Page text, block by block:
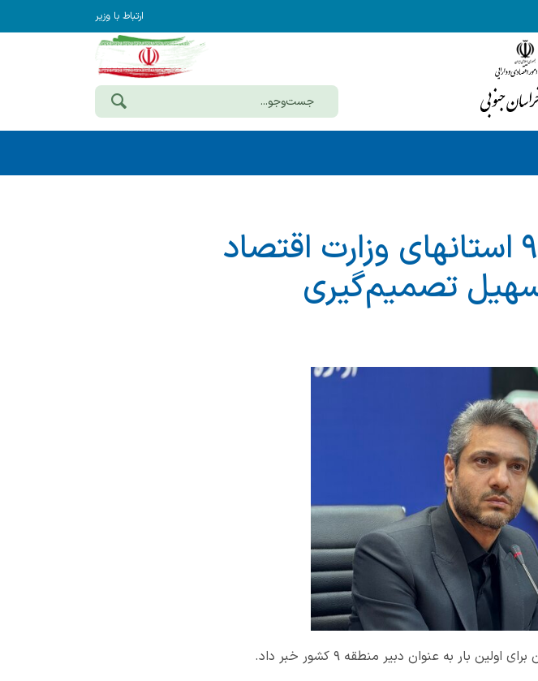
ارتباط با وزیر
خراسان‌جنوبی دبیر منطقه ۹ استانهای وزارت اقتصاد
تصمیم‌گیری
بار به عنوان دبیر منطقه ۹ کشور خبر داد.